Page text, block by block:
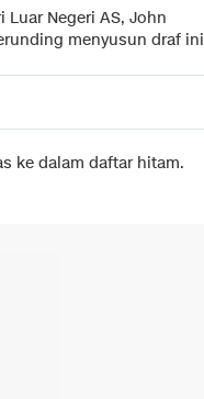
Negeri AS, John
menyusun draf ini
ke dalam daftar hitam.